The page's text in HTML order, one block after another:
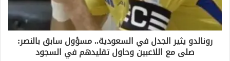
ك
ت
ر
رونالدو يثير الجدل في السعودية.. مسؤول سابق بالنصر:
صلى مع اللاعبين وحاول تقليدهم في السجود